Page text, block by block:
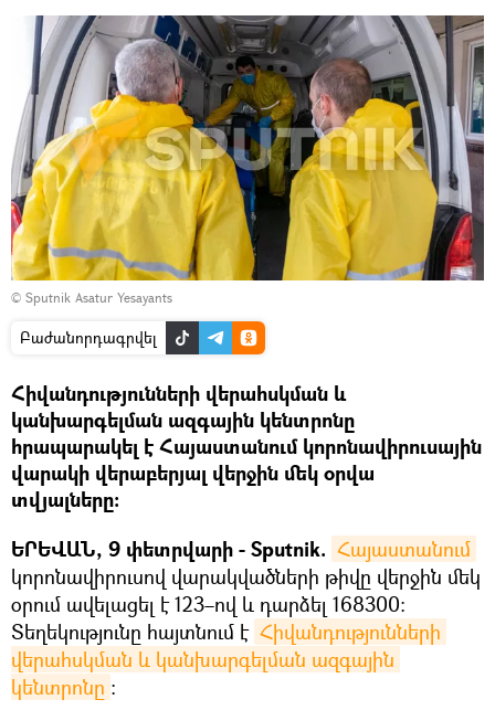
© Sputnik Asatur Yesayants
Բաժանորդագրվել
Հիվանդությունների վերահսկման և
կանխարգելման ազգային կենտրոնը
հրապարակել է Հայաստանում կորոնավիրուսային
վարակի վերաբերյալ վերջին մեկ օրվա
տվյալները:
ԵՐԵՎԱՆ, 9 փետրվարի - Sputnik. Հայաստանում
կորոնավիրուսով վարակվածների թիվը վերջին մեկ
օրում ավելացել է 123–ով և դարձել 168300։
Տեղեկությունը հայտնում է Հիվանդությունների
վերահսկման և կանխարգելման ազգային
կենտրոնը :